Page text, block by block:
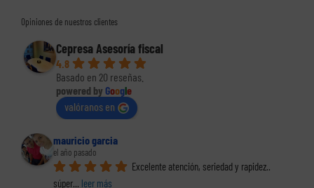
Opiniones de nuestros clientes
Cepresa Asesoría fiscal
4.8
Basado en 20 reseñas.
powered by Google
valóranos en
mauricio garcia
el año pasado
Excelente atención, seriedad y rapidez..
súper... leer más